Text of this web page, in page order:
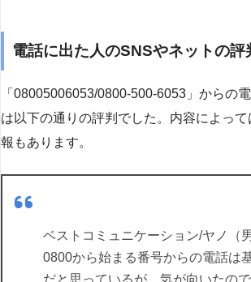
電話に出た人のSNSやネットの評
「08005006053/0800-500-6053」からの
は以下の通りの評判でした。内容によっ
報もあります。
ベストコミュニケーション/ヤノ（男
0800から始まる番号からの電話は
だと思っているが、気が向いたの